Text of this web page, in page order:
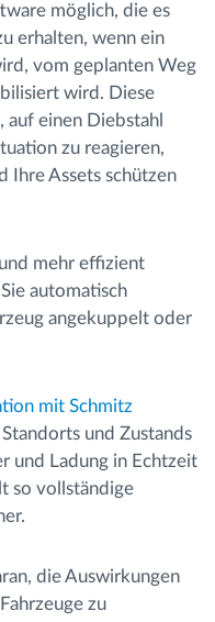
möglich, die es
erhalten, wenn ein
vom geplanten Weg
wird. Diese
einen Diebstahl
zu reagieren,
Ihre Assets schützen
mehr effizient
automatisch
angekuppelt oder
mit Schmitz
und Zustands
und Ladung in Echtzeit
so vollständige
die Auswirkungen
zu